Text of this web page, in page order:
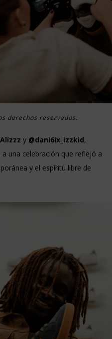
derechos reservados.
y @dani6ix_izzkid,
una celebración que reflejó a
y el espíritu libre de